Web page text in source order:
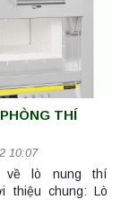
THÍ
10:07
về lò nung thí
thiệu chung: Lò